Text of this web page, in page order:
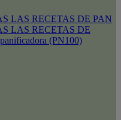
LAS RECETAS DE PAN
LAS RECETAS DE
(PN100)